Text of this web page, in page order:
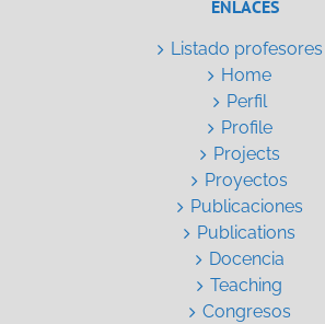
ENLACES
Listado profesores
Home
Perfil
Profile
Projects
Proyectos
Publicaciones
Publications
Docencia
Teaching
Congresos